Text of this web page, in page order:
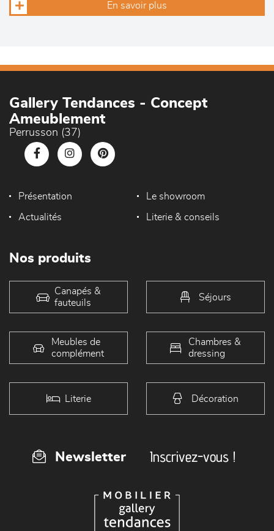
En savoir plus
Gallery Tendances - Concept
Ameublement
Perrusson (37)
Présentation Le showroom
Actualités Literie & conseils
Nos produits
Canapés &
fauteuils
Séjours
Meubles de
complément
Chambres &
dressing
Literie Décoration
Newsletter Inscrivez-vous !